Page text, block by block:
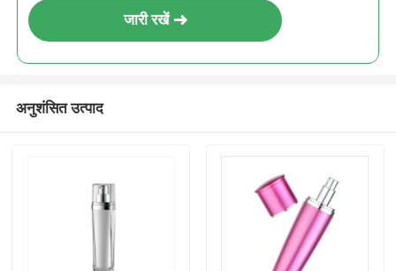
जारी रखें
अनुशंसित उत्पाद